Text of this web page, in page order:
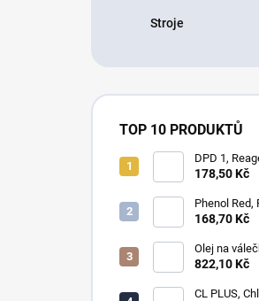
Stroje
TOP 10 PRODUKTŮ
DPD 1,
měření
178,50 Kč
Phenol Red,
měření pH
168,70 Kč
Olej na
zařícení -
822,10 Kč
CL PLUS,